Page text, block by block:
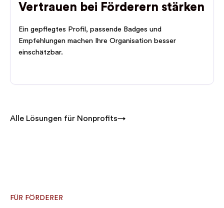
Vertrauen bei Förderern stärken
Ein gepflegtes Profil, passende Badges und
Empfehlungen machen Ihre Organisation besser
einschätzbar.
Alle Lösungen für Nonprofits→
FÜR FÖRDERER